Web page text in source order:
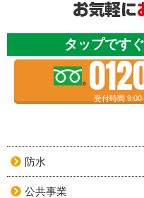
タップです
受付時間 9:00
防水
公共事業